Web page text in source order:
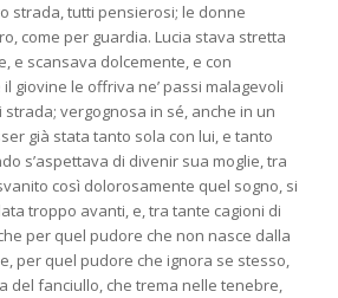
strada, tutti pensierosi; le donne
come per guardia. Lucia stava stretta
e scansava dolcemente, e con
giovine le offriva ne’ passi malagevoli
vergognosa in sé, anche in un
già stata tanto sola con lui, e tanto
s’aspettava di divenir sua moglie, tra
così dolorosamente quel sogno, si
troppo avanti, e, tra tante cagioni di
per quel pudore che non nasce dalla
per quel pudore che ignora se stesso,
del fanciullo, che trema nelle tenebre,